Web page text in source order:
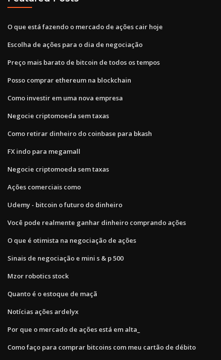
O que está fazendo o mercado de ações cair hoje
Escolha de ações para o dia de negociação
Preço mais barato de bitcoin de todos os tempos
Posso comprar ethereum na blockchain
Como investir em uma nova empresa
Negocie criptomoeda sem taxas
Como retirar dinheiro do coinbase para bkash
FX indo para megamall
Negocie criptomoeda sem taxas
Ações comerciais como
Udemy - bitcoin o futuro do dinheiro
Você pode realmente ganhar dinheiro comprando ações
O que é otimista na negociação de ações
Sinais de negociação e mini s & p 500
Mzor robotics stock
Quanto é o estoque de maçã
Notícias ações ardelyx
Por que o mercado de ações está em alta_
Como faço para comprar bitcoins com meu cartão de débito